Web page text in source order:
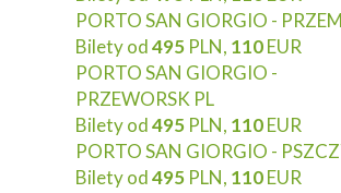
PORTO SAN GIORGIO -
Bilety od495 PLN, 110EUR
PORTO SAN GIORGIO -
PRZEWORSK PL
Bilety od495 PLN, 110EUR
PORTO SAN GIORGIO -
Bilety od495 PLN, 110EUR